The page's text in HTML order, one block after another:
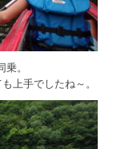
。
上手でしたね～。